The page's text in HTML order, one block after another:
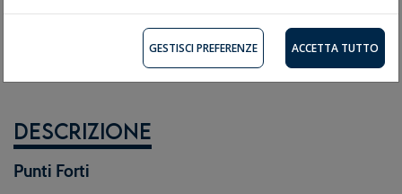
Descrizione
Punti Forti
GESTISCI PREFERENZE ACCETTA TUTTO